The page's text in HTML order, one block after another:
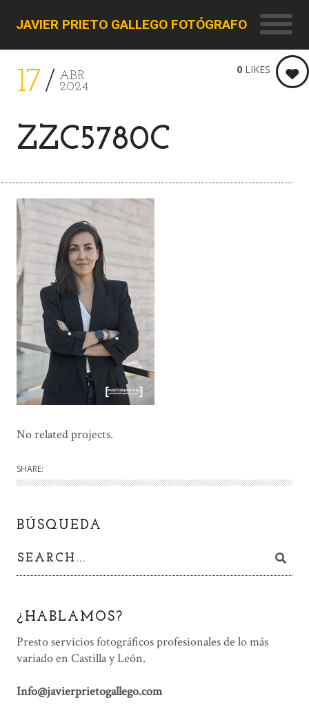
JAVIER PRIETO GALLEGO FOTÓGRAFO
17
ABR
2024
ZZC5780C
0 LIKES
No related projects.
SHARE:
BÚSQUEDA
¿HABLAMOS?
Presto servicios fotográficos profesionales de lo más
variado en Castilla y León.
Info@javierprietogallego.com